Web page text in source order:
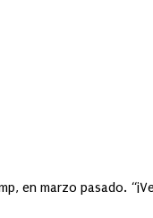
en marzo pasado.